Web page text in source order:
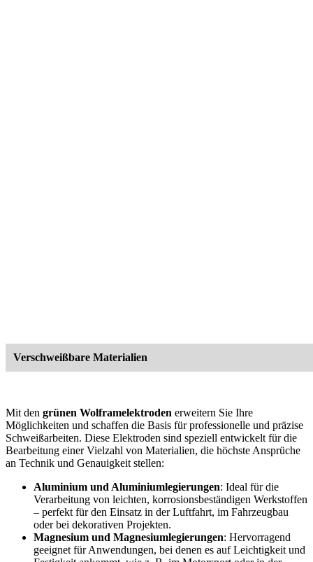
Verschweißbare Materialien
Mit den grünen Wolframelektroden erweitern Sie Ihre
Möglichkeiten und schaffen die Basis für professionelle und präzise
Schweißarbeiten. Diese Elektroden sind speziell entwickelt für die
Bearbeitung einer Vielzahl von Materialien, die höchste Ansprüche
an Technik und Genauigkeit stellen:
Aluminium und Aluminiumlegierungen: Ideal für die
Verarbeitung von leichten, korrosionsbeständigen Werkstoffen
– perfekt für den Einsatz in der Luftfahrt, im Fahrzeugbau
oder bei dekorativen Projekten.
Magnesium und Magnesiumlegierungen: Hervorragend
geeignet für Anwendungen, bei denen es auf Leichtigkeit und